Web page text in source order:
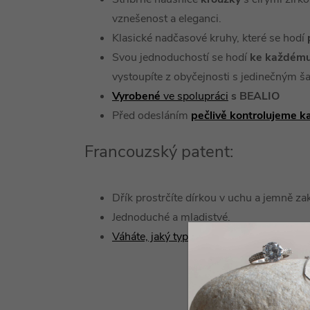
vznešenost a eleganci.
Klasické nadčasové kruhy, které se hodí
Svou jednoduchostí se hodí ke
vystoupíte z obyčejnosti s jedinečným
Vyrobené ve spolupráci s BEALIO
Před odesláním pečlivě kontrolujeme
Francouzský patent:
Dřík prostrčíte dírkou v uchu a jemně
Jednoduché a mladistvé.
Váháte, jaký typ náušnice zvolit?